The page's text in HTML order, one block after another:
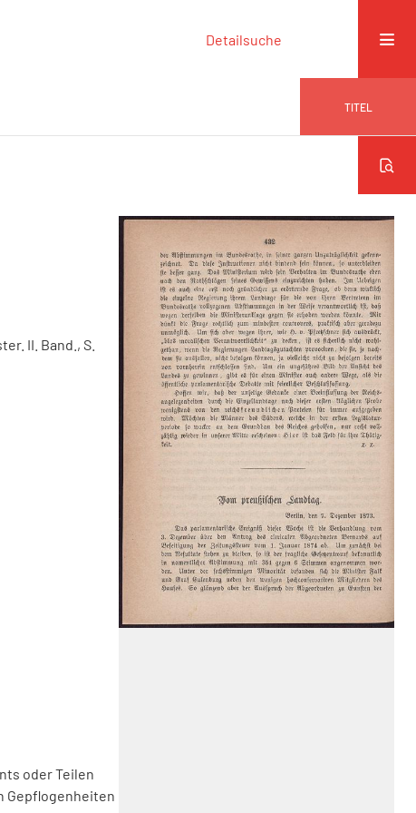
Detailsuche
TITEL
II. Band., S.
oder Teilen
Gepflogenheiten